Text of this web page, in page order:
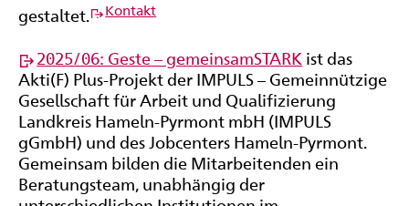
gestaltet.
Kontakt
2025/06: Geste – gemeinsamSTARK ist das
Akti(F) Plus-Projekt der IMPULS – Gemeinnützige
Gesellschaft für Arbeit und Qualifizierung
Landkreis Hameln-Pyrmont mbH (IMPULS
gGmbH) und des Jobcenters Hameln-Pyrmont.
Gemeinsam bilden die Mitarbeitenden ein
Beratungsteam, unabhängig der